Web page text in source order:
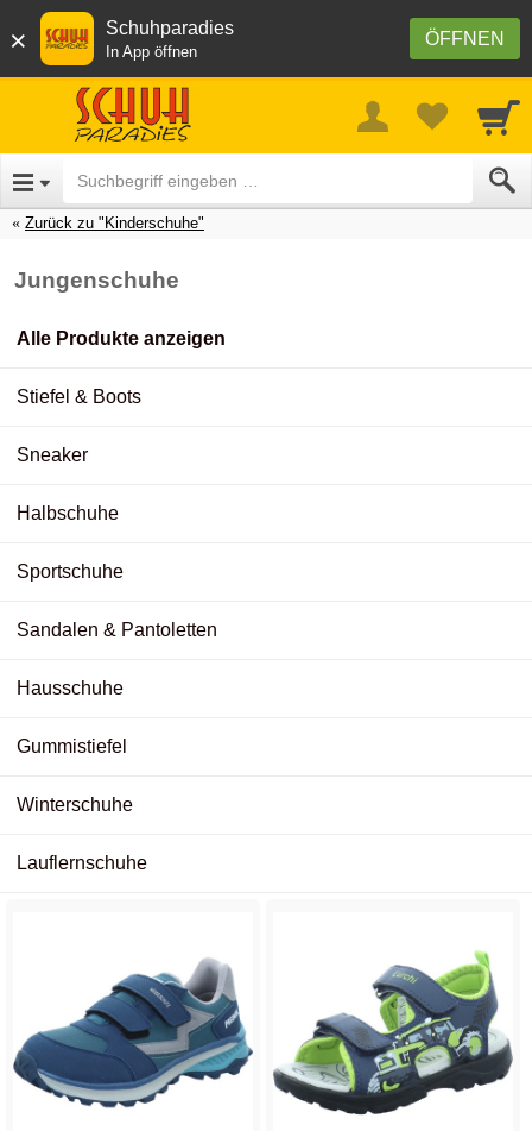
× ÖFFNEN
Schuhparadies
In App öffnen
Zurück zu "Kinderschuhe"
Jungenschuhe
Alle Produkte anzeigen
Stiefel & Boots
Sneaker
Halbschuhe
Sportschuhe
Sandalen & Pantoletten
Hausschuhe
Gummistiefel
Winterschuhe
Lauflernschuhe